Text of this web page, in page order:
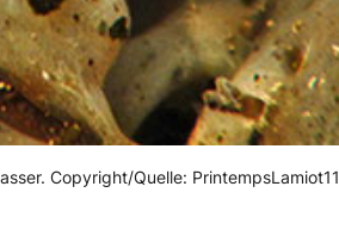
Copyright/Quelle: PrintempsLamiot11